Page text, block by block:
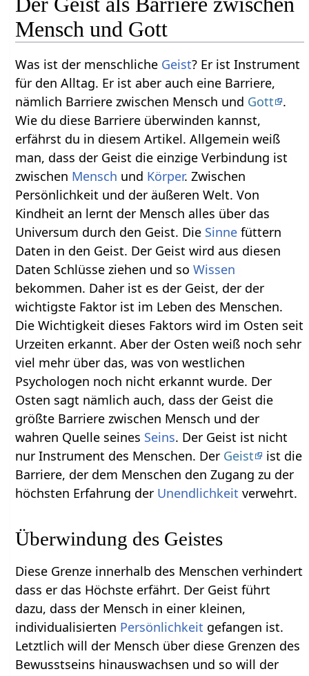
Mensch und Gott
Was ist der menschliche Geist? Er ist Instrument
für den Alltag. Er ist aber auch eine Barriere,
nämlich Barriere zwischen Mensch und Gott
.
Wie du diese Barriere überwinden kannst,
erfährst du in diesem Artikel. Allgemein weiß
man, dass der Geist die einzige Verbindung ist
zwischen Mensch und Körper. Zwischen
Persönlichkeit und der äußeren Welt. Von
Kindheit an lernt der Mensch alles über das
Universum durch den Geist. Die Sinne füttern
Daten in den Geist. Der Geist wird aus diesen
Daten Schlüsse ziehen und soWissen
bekommen. Daher ist es der Geist, der der
wichtigste Faktor ist im Leben des Menschen.
Die Wichtigkeit dieses Faktors wird im Osten seit
Urzeiten erkannt. Aber der Osten weiß noch sehr
viel mehr über das, was von westlichen
Psychologen noch nicht erkannt wurde. Der
Osten sagt nämlich auch, dass der Geist die
größte Barriere zwischen Mensch und der
wahren Quelle seines Seins. Der Geist ist nicht
nur Instrument des Menschen. Der Geist
ist die
Barriere, der dem Menschen den Zugang zu der
höchsten Erfahrung der Unendlichkeit verwehrt.
Überwindung des Geistes
Diese Grenze innerhalb des Menschen verhindert
dass er das Höchste erfährt. Der Geist führt
dazu, dass der Mensch in einer kleinen,
individualisierten Persönlichkeit gefangen ist.
Letztlich will der Mensch über diese Grenzen des
Bewusstseins hinauswachsen und so will der